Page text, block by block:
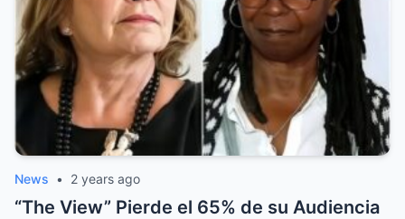
News • 2 years ago
“The View” Pierde el 65% de su Audiencia